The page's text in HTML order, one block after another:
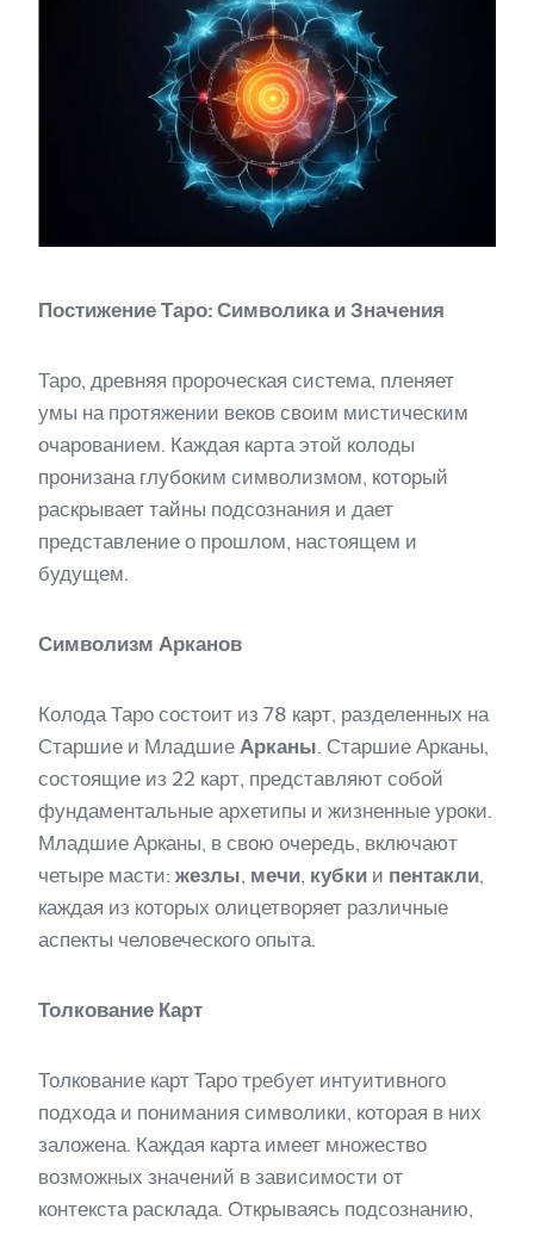
Постижение Таро: Символика и Значения
Таро, древняя пророческая система, пленяет
умы на протяжении веков своим мистическим
очарованием. Каждая карта этой колоды
пронизана глубоким символизмом, который
раскрывает тайны подсознания и дает
представление о прошлом, настоящем и
будущем.
Символизм Арканов
Колода Таро состоит из 78 карт, разделенных на
Старшие и Младшие Арканы. Старшие Арканы,
состоящие из 22 карт, представляют собой
фундаментальные архетипы и жизненные уроки.
Младшие Арканы, в свою очередь, включают
четыре масти: жезлы, мечи, кубки и пентакли,
каждая из которых олицетворяет различные
аспекты человеческого опыта.
Толкование Карт
Толкование карт Таро требует интуитивного
подхода и понимания символики, которая в них
заложена. Каждая карта имеет множество
возможных значений в зависимости от
контекста расклада. Открываясь подсознанию,